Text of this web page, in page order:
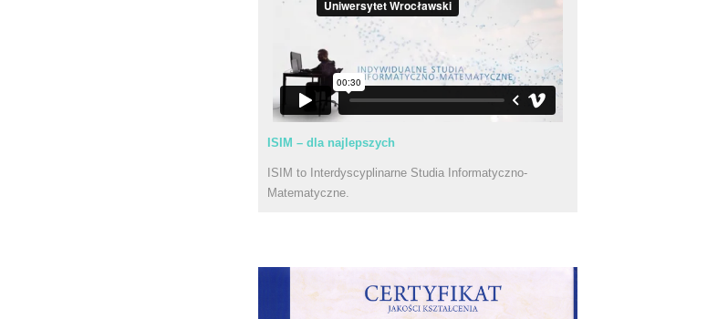
ISIM – dla najlepszych
ISIM to Interdyscyplinarne Studia Informatyczno-
Matematyczne.